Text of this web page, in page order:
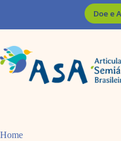
Doe e
Home